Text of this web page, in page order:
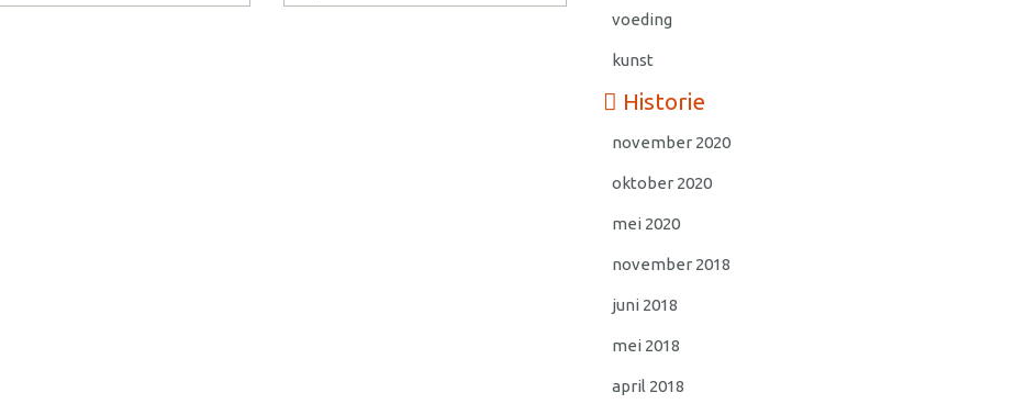
voeding
kunst
Historie
november 2020
oktober 2020
mei 2020
november 2018
juni 2018
mei 2018
april 2018